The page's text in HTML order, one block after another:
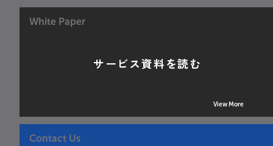
White Paper
サービス資料を読む
View More
Contact Us